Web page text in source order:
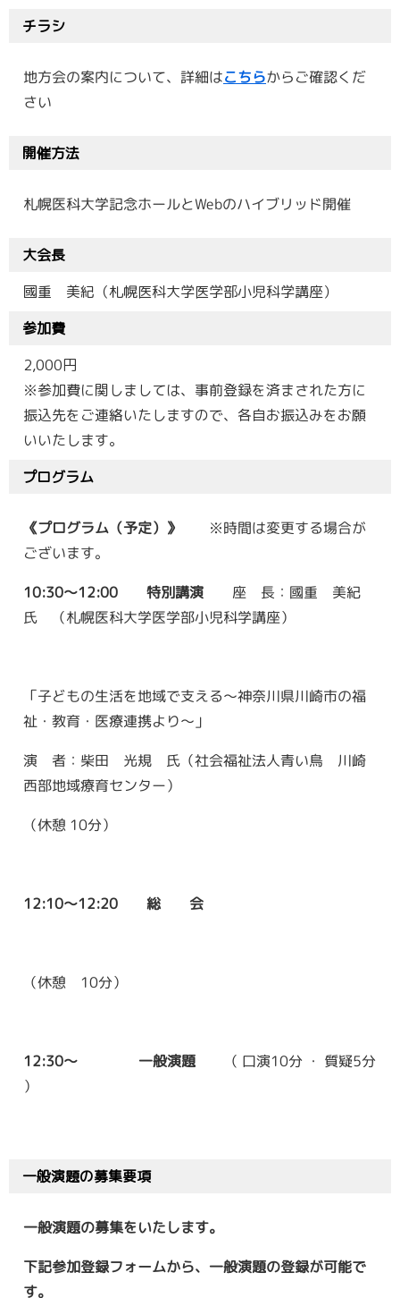
チラシ
地方会の案内について、詳細はこちらからご確認くだ
さい
開催方法
札幌医科大学記念ホールとWebのハイブリッド開催
大会長
國重 美紀（札幌医科大学医学部小児科学講座）
参加費
2,000円
※参加費に関しましては、事前登録を済まされた方に
振込先をご連絡いたしますので、各自お振込みをお願
いいたします。
プログラム
《プログラム（予定）》 ※時間は変更する場合が
ございます。
10:30〜12:00 特別講演 座 長：國重 美紀
氏 （札幌医科大学医学部小児科学講座）
「子どもの生活を地域で支える～神奈川県川崎市の福
祉・教育・医療連携より～」
演 者：柴田 光規 氏（社会福祉法人青い鳥 川崎
西部地域療育センター）
（休憩 10分）
12:10〜12:20 総 会
（休憩 10分）
12:30〜 一般演題 （ 口演10分 ・ 質疑5分
）
一般演題の募集要項
一般演題の募集をいたします。
下記参加登録フォームから、一般演題の登録が可能で
す。